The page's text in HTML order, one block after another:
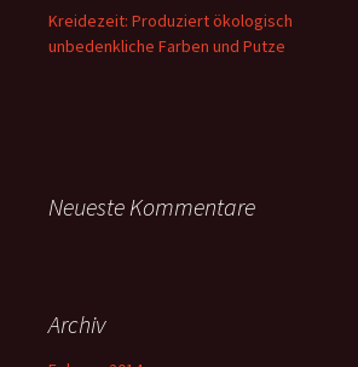
Kreidezeit: Produziert ökologisch
unbedenkliche Farben und Putze
Neueste Kommentare
Archiv